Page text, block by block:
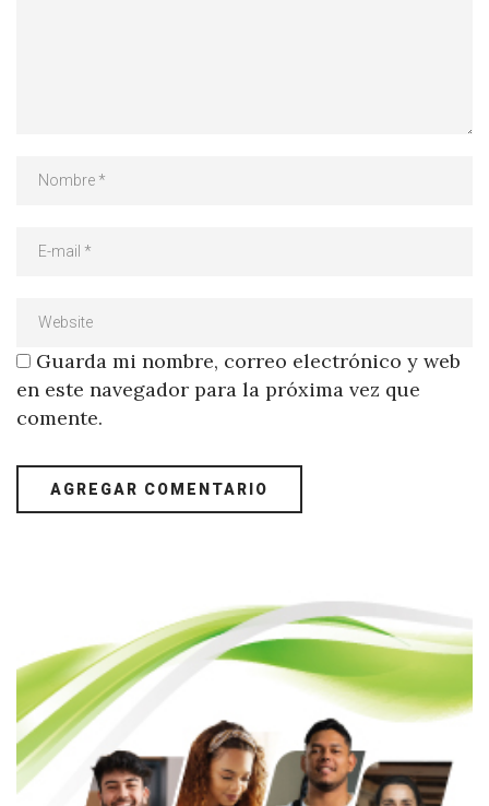
Guarda mi nombre, correo electrónico y web
en este navegador para la próxima vez que
comente.